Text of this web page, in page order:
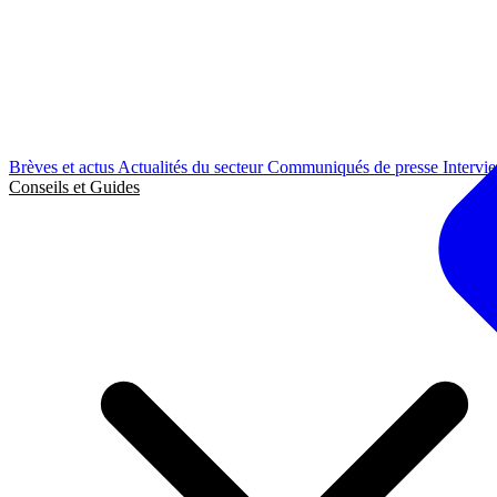
Brèves et actus Actualités du secteurCommuniqués de presse
Conseils et Guides